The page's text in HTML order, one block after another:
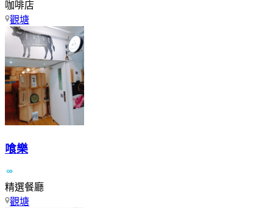
咖啡店
觀塘
喰樂
精選餐廳
觀塘